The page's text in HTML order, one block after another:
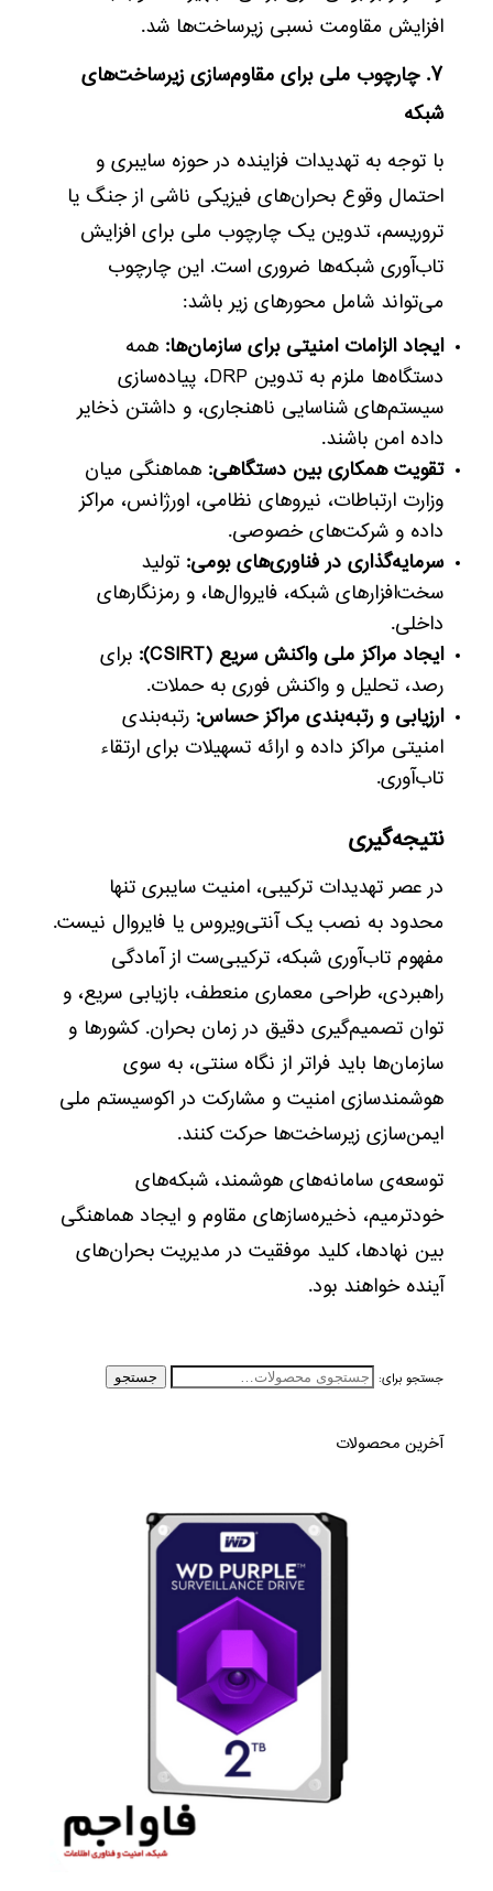
افزایش مقاومت نسبی زیرساخت‌ها شد.
۷. چارچوب ملی برای مقاوم‌سازی زیرساخت‌های
شبکه
با توجه به تهدیدات فزاینده در حوزه سایبری و
احتمال وقوع بحران‌های فیزیکی ناشی از جنگ یا
تروریسم، تدوین یک چارچوب ملی برای افزایش
تاب‌آوری شبکه‌ها ضروری است. این چارچوب
می‌تواند شامل محورهای زیر باشد:
ایجاد الزامات امنیتی برای سازمان‌ها: همه
دستگاه‌ها ملزم به تدوین DRP، پیاده‌سازی
سیستم‌های شناسایی ناهنجاری، و داشتن ذخایر
داده امن باشند.
تقویت همکاری بین دستگاهی: هماهنگی میان
وزارت ارتباطات، نیروهای نظامی، اورژانس، مراکز
داده و شرکت‌های خصوصی.
سرمایه‌گذاری در فناوری‌های بومی: تولید
سخت‌افزارهای شبکه، فایروال‌ها، و رمزنگارهای
داخلی.
ایجاد مراکز ملی واکنش سریع (CSIRT):
برای
رصد، تحلیل و واکنش فوری به حملات.
ارزیابی و رتبه‌بندی مراکز حساس: رتبه‌بندی
امنیتی مراکز داده و ارائه تسهیلات برای ارتقاء
تاب‌آوری.
نتیجه‌گیری
در عصر تهدیدات ترکیبی، امنیت سایبری تنها
محدود به نصب یک آنتی‌ویروس یا فایروال نیست.
مفهوم تاب‌آوری شبکه، ترکیبی‌ست از آمادگی
راهبردی، طراحی معماری منعطف، بازیابی سریع، و
توان تصمیم‌گیری دقیق در زمان بحران. کشورها و
سازمان‌ها باید فراتر از نگاه سنتی، به سوی
هوشمندسازی امنیت و مشارکت در اکوسیستم ملی
ایمن‌سازی زیرساخت‌ها حرکت کنند.
توسعه‌ی سامانه‌های هوشمند، شبکه‌های
خودترمیم، ذخیره‌سازهای مقاوم و ایجاد هماهنگی
بین نهادها، کلید موفقیت در مدیریت بحران‌های
آینده خواهند بود.
جستجو برای: جستجو
آخرین محصولات